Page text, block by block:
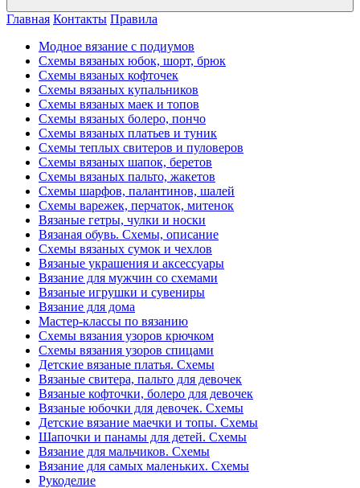
Главная Контакты Правила
Модное вязание с подиумов
Схемы вязаных юбок, шорт, брюк
Схемы вязаных кофточек
Схемы вязаных купальников
Схемы вязаных маек и топов
Схемы вязаных болеро, пончо
Схемы вязаных платьев и туник
Схемы теплых свитеров и пуловеров
Схемы вязаных шапок, беретов
Схемы вязаных пальто, жакетов
Схемы шарфов, палантинов, шалей
Схемы варежек, перчаток, митенок
Вязаные гетры, чулки и носки
Вязаная обувь. Схемы, описание
Схемы вязаных сумок и чехлов
Вязаные украшения и аксессуары
Вязание для мужчин со схемами
Вязаные игрушки и сувениры
Вязание для дома
Мастер-классы по вязанию
Схемы вязания узоров крючком
Схемы вязания узоров спицами
Детские вязаные платья. Схемы
Вязаные свитера, пальто для девочек
Вязаные кофточки, болеро для девочек
Вязаные юбочки для девочек. Схемы
Детские вязание маечки и топы. Схемы
Шапочки и панамы для детей. Схемы
Вязание для мальчиков. Схемы
Вязание для самых маленьких. Схемы
Рукоделие